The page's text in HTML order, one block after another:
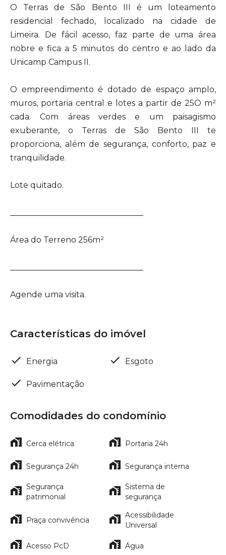
O Terras de São Bento III é um loteamento
residencial fechado, localizado na cidade de
Limeira. De fácil acesso, faz parte de uma área
nobre e fica a 5 minutos do centro e ao lado da
Unicamp Campus II.
O empreendimento é dotado de espaço amplo,
muros, portaria central e lotes a partir de 25O m²
cada. Com áreas verdes e um paisagismo
exuberante, o Terras de São Bento III te
proporciona, além de segurança, conforto, paz e
tranquilidade.
Lote quitado.
Área do Terreno 256m²
Agende uma visita.
Características do imóvel
Energia Esgoto
Pavimentação
Comodidades do condomínio
Cerca elétrica Portaria 24h
Segurança 24h Segurança interna
Segurança
patrimonial
Sistema de
segurança
Praça convivência
Acessibilidade
Universal
Acesso PcD Água